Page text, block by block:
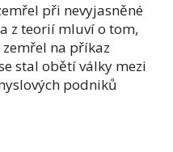
při nevyjasněné
z teorií mluví o tom,
na příkaz
stal obětí války mezi
podniků